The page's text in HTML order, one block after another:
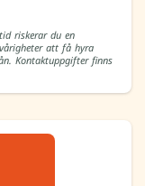
riskerar du en
att få hyra
Kontaktuppgifter finns